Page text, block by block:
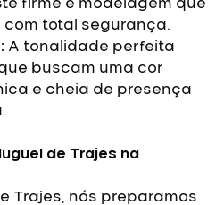
firme e modelagem que
com total segurança.
A tonalidade perfeita
buscam uma cor
e cheia de presença
de Trajes na
Trajes, nós preparamos